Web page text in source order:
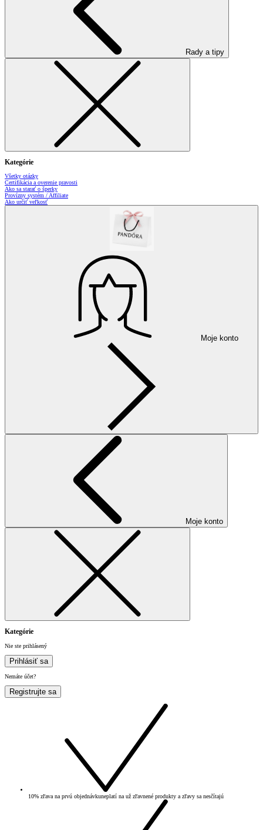
Rady a tipy
Kategórie
Všetky otázky
Certifikácia a overenie pravosti
Ako sa starať o šperky
Provízny systém / Affiliate
Ako určiť veľkosť
Moje konto
Moje konto
Kategórie
Nie ste prihlásený
Prihlásiť sa
Nemáte účet?
Registrujte sa
10% zľava na prvú objednávkuneplatí na už zľavnené produkty a zľavy sa nesčítajú